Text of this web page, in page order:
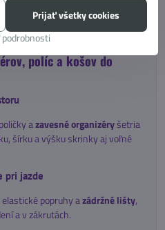
políc a košov do
azavesné organizéryšetria
šírku a výšku skrinky aj voľné
pri jazde
elastické popruhy azádržné lišty,
a v zákrutách.
Prijať všetky cookies